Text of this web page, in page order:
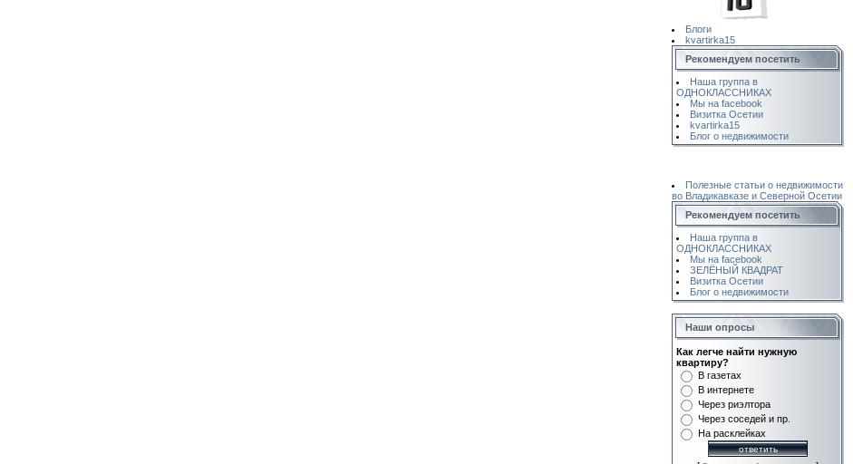
Блоги
kvartirka15
Рекомендуем посетить
Наша группа в
ОДНОКЛАССНИКАХ
Мы на facebook
Визитка Осетии
kvartirka15
Блог о недвижимости
Полезные статьи о недвижимости
во Владикавказе и Северной Осетии
Рекомендуем посетить
Наша группа в
ОДНОКЛАССНИКАХ
Мы на facebook
ЗЕЛЁНЫЙ КВАДРАТ
Визитка Осетии
Блог о недвижимости
Наши опросы
Как легче найти нужную
квартиру?
В газетах
В интернете
Через риэлтора
Через соседей и пр.
На расклейках